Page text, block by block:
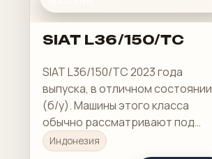
SIAT L36/150/TC
SIAT L36/150/TC 2023 года
выпуска, в отличном состоянии
(б/у). Машины этого класса
обычно рассматривают под
стабильную печать, понятную
приладку и рабочую загрузку в
Индонезия